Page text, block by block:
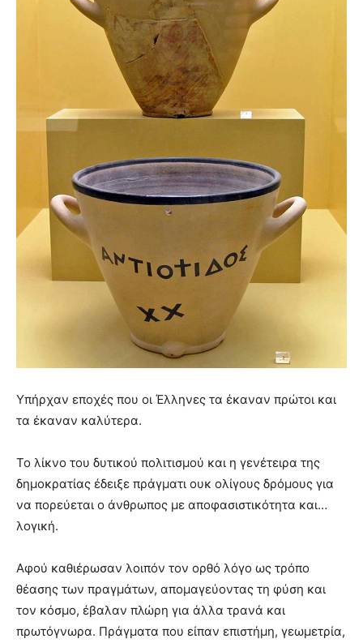
Υπήρχαν εποχές που οι Έλληνες τα έκαναν πρώτοι και
τα έκαναν καλύτερα.
Το λίκνο του δυτικού πολιτισμού και η γενέτειρα της
δημοκρατίας έδειξε πράγματι ουκ ολίγους δρόμους για
να πορεύεται ο άνθρωπος με αποφασιστικότητα και…
λογική.
Αφού καθιέρωσαν λοιπόν τον ορθό λόγο ως τρόπο
θέασης των πραγμάτων, απομαγεύοντας τη φύση και
τον κόσμο, έβαλαν πλώρη για άλλα τρανά και
πρωτόγνωρα. Πράγματα που είπαν επιστήμη, γεωμετρία,